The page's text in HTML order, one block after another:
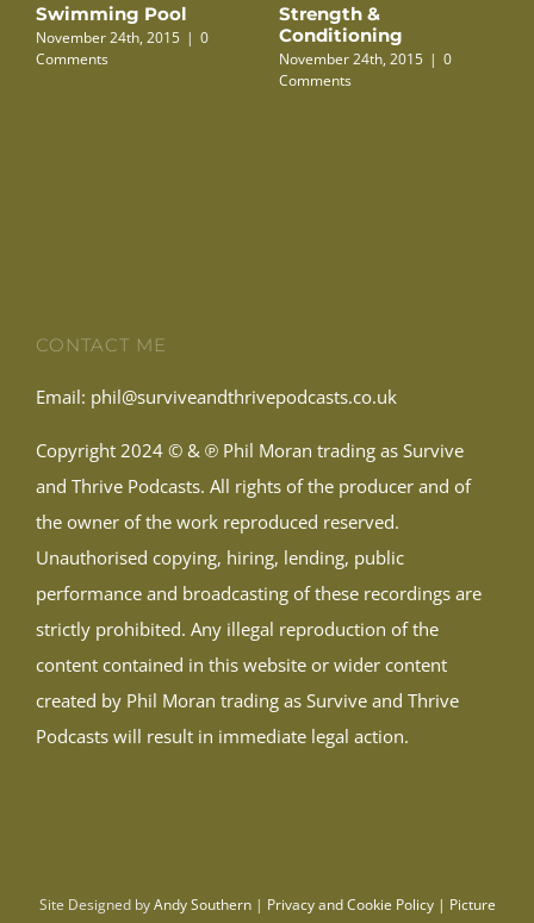
Swimming Pool
November 24th, 2015 | 0
Comments
Strength &
Conditioning
November 24th, 2015 | 0
Comments
CONTACT ME
Email: phil@surviveandthrivepodcasts.co.uk
Copyright 2024 © & ℗ Phil Moran trading as Survive
and Thrive Podcasts. All rights of the producer and of
the owner of the work reproduced reserved.
Unauthorised copying, hiring, lending, public
performance and broadcasting of these recordings are
strictly prohibited. Any illegal reproduction of the
content contained in this website or wider content
created by Phil Moran trading as Survive and Thrive
Podcasts will result in immediate legal action.
Site Designed byAndy Southern| Privacy and Cookie Policy | Picture